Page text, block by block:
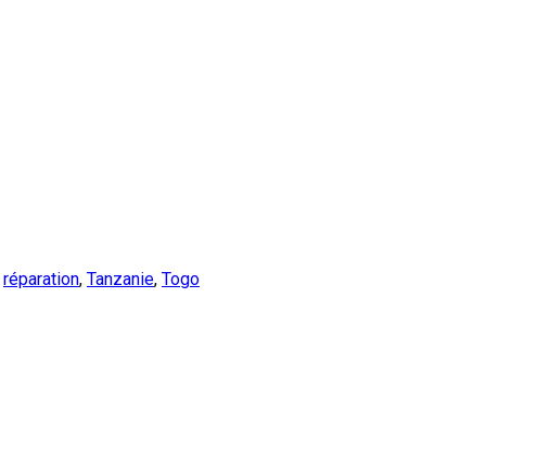
réparation, Tanzanie, Togo